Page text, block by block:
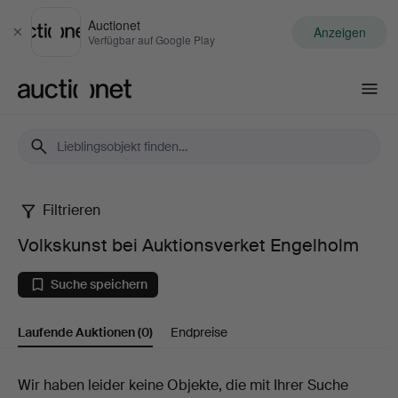
Schließen
Auctionet
Verfügbar auf Google Play Anzeigen
Volkskunst
bei
Auktionsverket
Engelholm
Filtrieren
Volkskunst bei Auktionsverket Engelholm
Suche speichern
Laufende Auktionen(0) Endpreise
Laufende
Wir haben leider keine Objekte, die mit Ihrer Suche